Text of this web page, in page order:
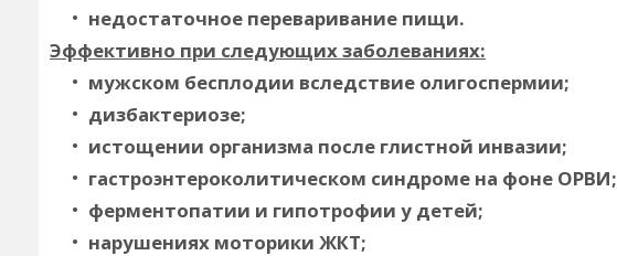
недостаточное переваривание пищи.
Эффективно при следующих заболеваниях:
мужском бесплодии вследствие олигоспермии;
дизбактериозе;
истощении организма после глистной инвазии;
гастроэнтероколитическом синдроме на фоне ОРВИ;
ферментопатии и гипотрофии у детей;
нарушениях моторики ЖКТ;